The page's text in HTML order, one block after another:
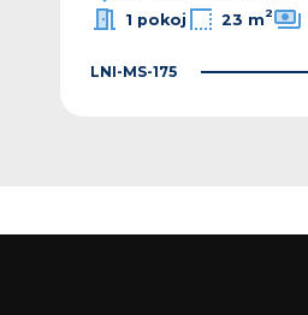
1 pokoj
23 m2
LNI-MS-175